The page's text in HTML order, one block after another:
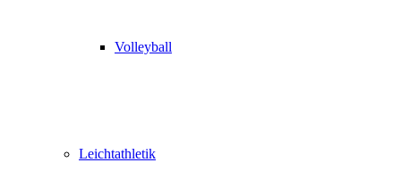
Volleyball
Leichtathletik